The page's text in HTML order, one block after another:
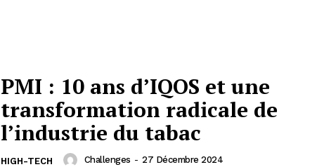
PMI : 10 ans d’IQOS et une
transformation radicale de
l’industrie du tabac
HIGH-TECH Challenges - 27 Décembre 2024